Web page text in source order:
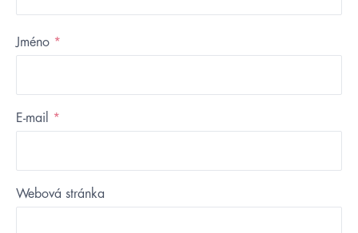
Jméno *
E-mail *
Webová stránka